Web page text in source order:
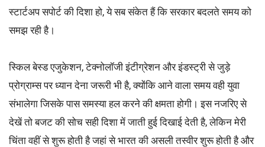
स्टार्टअप सपोर्ट की दिशा हो, ये सब संकेत हैं कि सरकार बदलते समय को
समझ रही है।
स्किल बेस्ड एजुकेशन, टेक्नोलॉजी इंटीग्रेशन और इंडस्ट्री से जुड़े
प्रोग्राम्स पर ध्यान देना जरूरी भी है, क्योंकि आने वाला समय वही युवा
संभालेगा जिसके पास समस्या हल करने की क्षमता होगी। इस नजरिए से
देखें तो बजट की सोच सही दिशा में जाती हुई दिखाई देती है, लेकिन मेरी
चिंता वहीं से शुरू होती है जहां से भारत की असली तस्वीर शुरू होती है और